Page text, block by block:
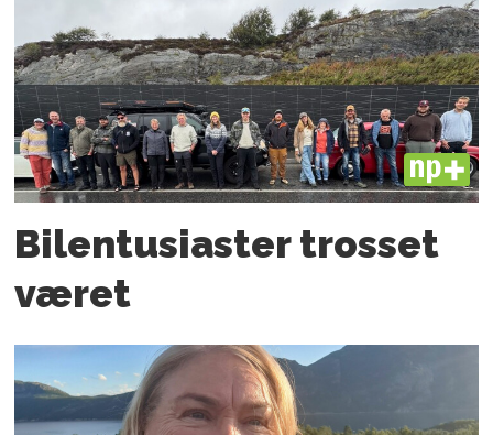
PLUS
Bilentusiaster trosset
været